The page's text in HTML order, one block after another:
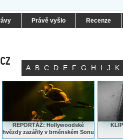
Právě vyšlo Recenze
A B C D E F G H I J K
REPORTÁŽ: Hollywoodské
hvězdy zazářily v brněnském Sonu